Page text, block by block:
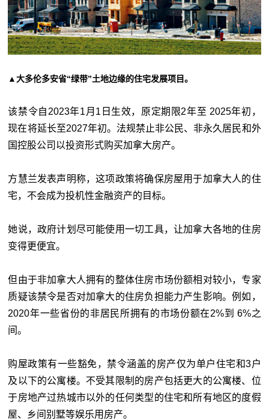
▲大多伦多安省“绿带”土地边缘的住宅发展项目。
该禁令自2023年1月1日生效，原定期限2年至 2025年初，
现在将延长至2027年初。法规禁止非公民、非永久居民和外
国控股公司以投资形式购买加拿大房产。
方慧兰发表声明称，这项政策将确保房屋用于加拿大人的住
宅，不会成为投机性金融资产的目标。
她说，政府计划尽可能使用一切工具，让加拿大各地的住房
变得更便宜。
但由于非加拿大人拥有的整体住房市场份额相对较小，专家
质疑该禁令是否对加拿大的住房负担能力产生影响。例如，
2020年一些省份的非居民所拥有的市场份额在2%到 6%之
间。
购屋政策有一些豁免，禁令涵盖的房产仅为单户住宅和3户
及以下的公寓楼。不受其限制的房产包括更大的公寓楼、位
于房地产过热城市以外的任何类型的住宅和所有地区的度假
屋、乡间别墅等娱乐用房产。